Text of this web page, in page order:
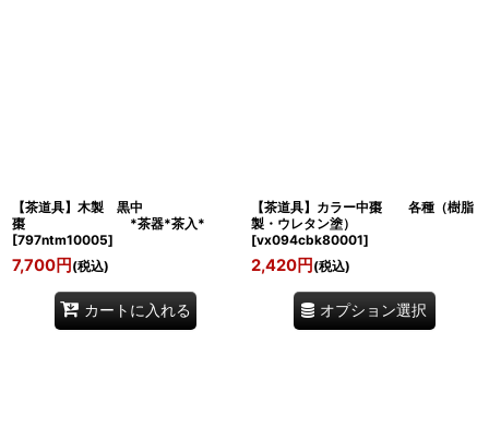
【茶道具】木製 黒中
棗 *茶器*茶入*
[797ntm10005]
7,700円 (税込)
カートに入れる
【茶道具】カラー中棗 各種（樹脂
製・ウレタン塗）
[vx094cbk80001]
2,420円 (税込)
オプション選択